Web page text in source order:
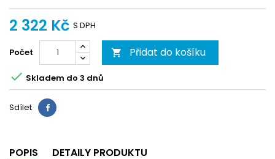
2 322 Kč S DPH
Počet  Přidat do košíku
 Skladem do 3 dnů
Sdílet Sdílet
POPIS DETAILY PRODUKTU